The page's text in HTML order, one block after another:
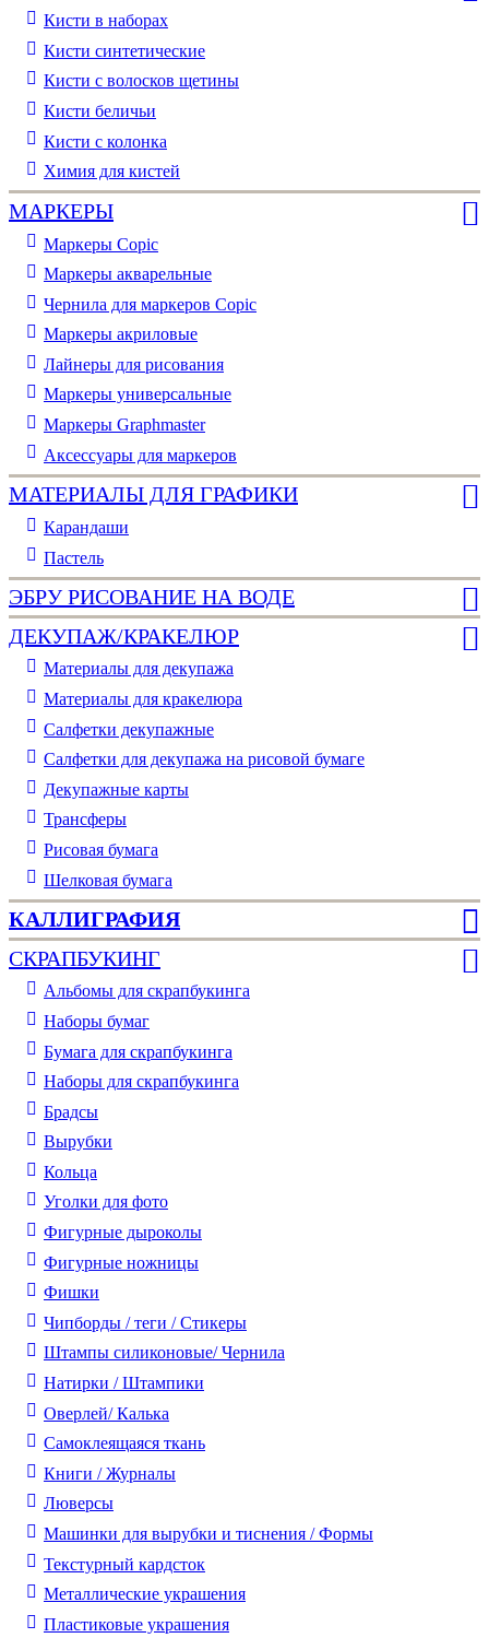
Кисти в наборах
Кисти синтетические
Кисти с волосков щетины
Кисти беличьи
Кисти с колонка
Химия для кистей
МАРКЕРЫ
Маркеры Copic
Маркеры акварельные
Чернила для маркеров Copic
Маркеры акриловые
Лайнеры для рисования
Маркеры универсальные
Маркеры Graphmaster
Аксессуары для маркеров
МАТЕРИАЛЫ ДЛЯ ГРАФИКИ
Карандаши
Пастель
ЭБРУ РИСОВАНИЕ НА ВОДЕ
ДЕКУПАЖ/КРАКЕЛЮР
Материалы для декупажа
Материалы для кракелюра
Cалфетки декупажные
Салфетки для декупажа на рисовой бумаге
Декупажные карты
Трансферы
Рисовая бумага
Шелковая бумага
КАЛЛИГРАФИЯ
СКРАПБУКИНГ
Альбомы для скрапбукинга
Наборы бумаг
Бумага для скрапбукинга
Наборы для скрапбукинга
Брадсы
Вырубки
Кольца
Уголки для фото
Фигурные дыроколы
Фигурные ножницы
Фишки
Чипборды / теги / Стикеры
Штампы силиконовые/ Чернила
Натирки / Штампики
Оверлей/ Калька
Самоклеящаяся ткань
Книги / Журналы
Люверсы
Машинки для вырубки и тиснения / Формы
Текстурный кардсток
Металлические украшения
Пластиковые украшения